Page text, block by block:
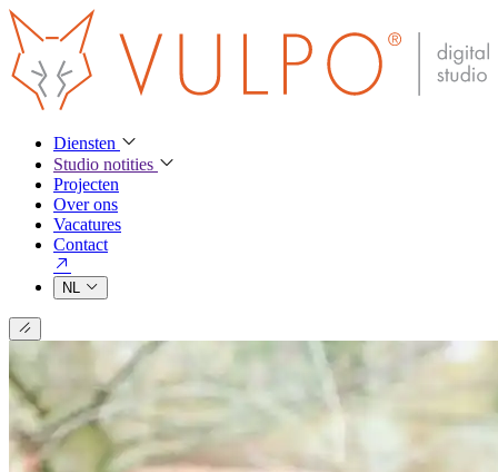
Diensten
Studio notities
Projecten
Over ons
Vacatures
Contact
NL